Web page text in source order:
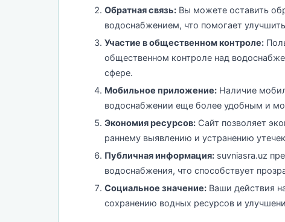
Обратная связь: Вы можете оставить
водоснабжением, что помогает
Участие в общественном контроле:
общественном контроле над
сфере.
Мобильное приложение: Наличие
водоснабжении еще более удобным и
Экономия ресурсов: Сайт позволяет
раннему выявлению и устранению
Публичная информация: suvniasra.uz
водоснабжения, что способствует
Социальное значение: Ваши действия
сохранению водных ресурсов и